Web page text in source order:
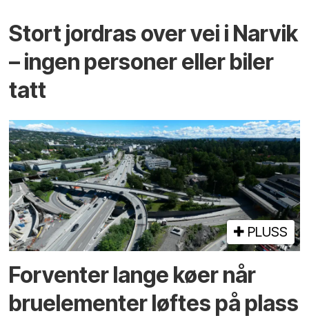
Stort jordras over vei i Narvik
– ingen personer eller biler
tatt
PLUSS
Forventer lange køer når
bru­elementer løftes på plass